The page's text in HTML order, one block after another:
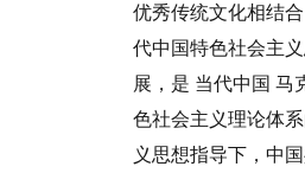
优秀传统文化相结
代中国特色社会主
展，是 当代中国 马
色社会主义理论体
义思想指导下，中